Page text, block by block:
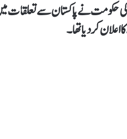
نے پاکستان سے تعلقات میں
کر دیا تھا۔